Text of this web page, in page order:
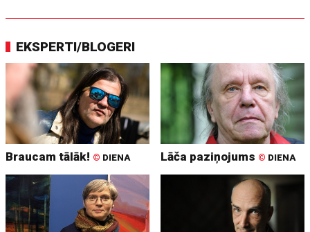
EKSPERTI/BLOGERI
Braucam tālāk! © DIENA Lāča paziņojums © DIENA